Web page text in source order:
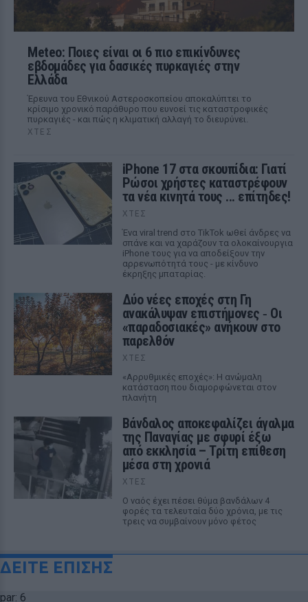
Meteo: Ποιες είναι οι 6 πιο επικίνδυνες
εβδομάδες για δασικές πυρκαγιές στην
Ελλάδα
Έρευνα του Εθνικού Αστεροσκοπείου αποκαλύπτει το
κρίσιμο χρονικό παράθυρο που ευνοεί τις καταστροφικές
πυρκαγιές - και πώς η κλιματική αλλαγή το διευρύνει.
ΧΤΕΣ
iPhone 17 στα σκουπίδια: Γιατί
Ρώσοι χρήστες καταστρέφουν
τα νέα κινητά τους ... επίτηδες!
ΧΤΕΣ
Ένα viral trend στο TikTok ωθεί άνδρες να
σπάνε και να χαράζουν τα ολοκαίνουργια
iPhone τους για να αποδείξουν την
αρρενωπότητά τους - με κίνδυνο
έκρηξης μπαταρίας.
Δύο νέες εποχές στη Γη
ανακάλυψαν επιστήμονες ‑ Oι
«παραδοσιακές» ανήκουν στο
παρελθόν
ΧΤΕΣ
«Αρρυθμικές εποχές»: Η ανώμαλη
κατάσταση που διαμορφώνεται στον
πλανήτη
Βάνδαλος αποκεφαλίζει άγαλμα
της Παναγίας με σφυρί έξω
από εκκλησία – Τρίτη επίθεση
μέσα στη χρονιά
ΧΤΕΣ
Ο ναός έχει πέσει θύμα βανδάλων 4
φορές τα τελευταία δύο χρόνια, με τις
τρεις να συμβαίνουν μόνο φέτος
ΔΕΙΤΕ ΕΠΙΣΗΣ
par: 6